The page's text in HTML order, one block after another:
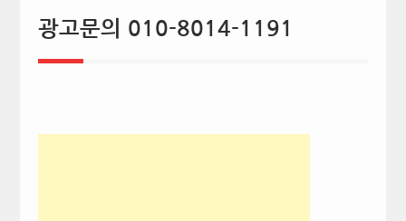
광고문의 010-8014-1191